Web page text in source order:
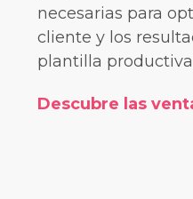
necesarias para
cliente y los
plantilla productiva
Descubre las